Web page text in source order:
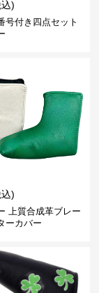
)
号付き四点セット
)
上質合成革ブレー
ーカバー